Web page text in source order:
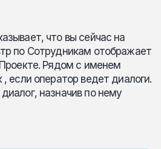
что вы сейчас на
по Сотрудникам отображает
Рядом с именем
если оператор ведет диалоги.
назначив по нему